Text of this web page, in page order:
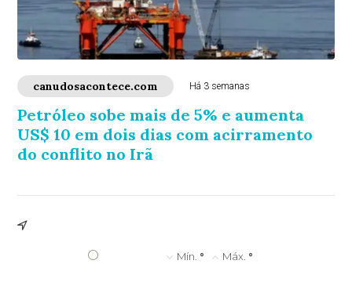
canudosacontece.com Há 3 semanas
Petróleo sobe mais de 5% e aumenta
US$ 10 em dois dias com acirramento
do conflito no Irã
° Mín. ° Máx. °